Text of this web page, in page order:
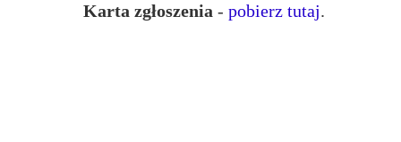
Karta zgłoszenia - pobierz tutaj.